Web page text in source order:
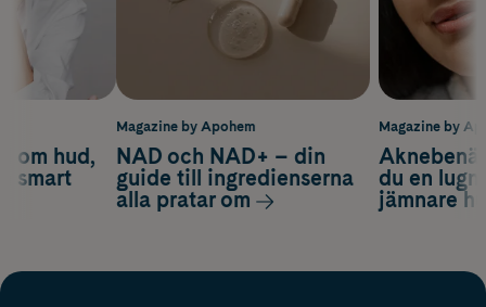
Magazine by
du en
jämnare
om hud,
smart
Magazine by Apohem
NAD och NAD+ – din
guide till ingredienserna
alla pratar om